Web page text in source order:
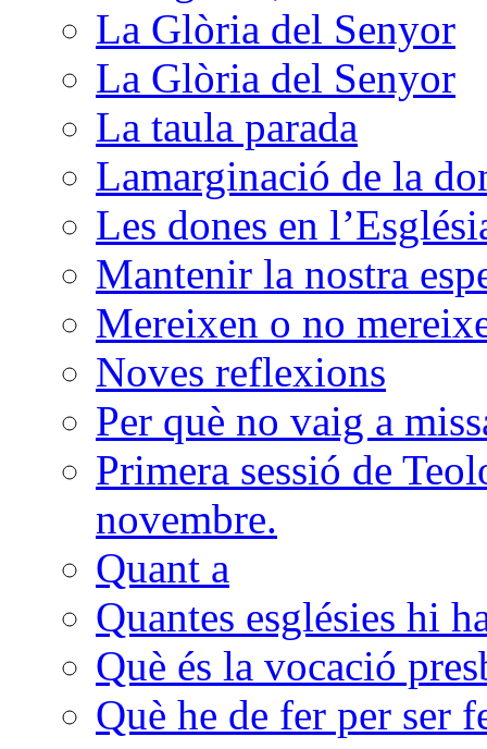
La Glòria del Senyor
La Glòria del Senyor
La taula parada
Lamarginació de la
Les dones en
Mantenir la nostra
Mereixen o no
Noves reflexions
Per què no vaig a
Primera sessió de
novembre.
Quant a
Quantes esglésies hi
Què és la vocació
Què he de fer per ser